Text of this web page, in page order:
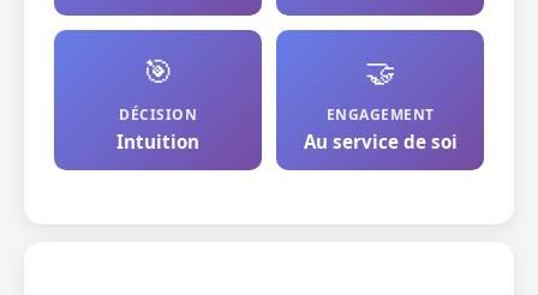
🎯
DÉCISION
Intuition
🤝
ENGAGEMENT
Au service de soi